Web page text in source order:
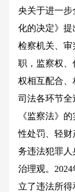
央关于进一
化的决定》提
检察机关、
职，监察权
权相互配合
司法各环节全
《监察法》
性处罚、轻财
务违法犯罪
治理观。
立了违法所得